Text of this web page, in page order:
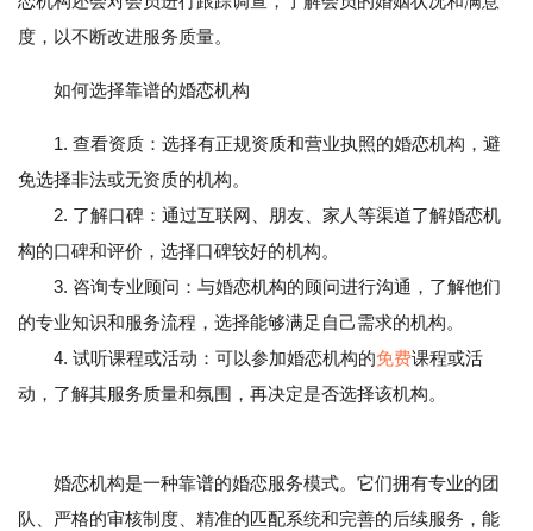
度，以不断改进服务质量。
如何选择靠谱的婚恋机构
1. 查看资质：选择有正规资质和营业执照的婚恋机构，避
免选择非法或无资质的机构。
2. 了解口碑：通过互联网、朋友、家人等渠道了解婚恋机
构的口碑和评价，选择口碑较好的机构。
3. 咨询专业顾问：与婚恋机构的顾问进行沟通，了解他们
的专业知识和服务流程，选择能够满足自己需求的机构。
4. 试听课程或活动：可以参加婚恋机构的免费课程或活
动，了解其服务质量和氛围，再决定是否选择该机构。
婚恋机构是一种靠谱的婚恋服务模式。它们拥有专业的团
队、严格的审核制度、精准的匹配系统和完善的后续服务，能